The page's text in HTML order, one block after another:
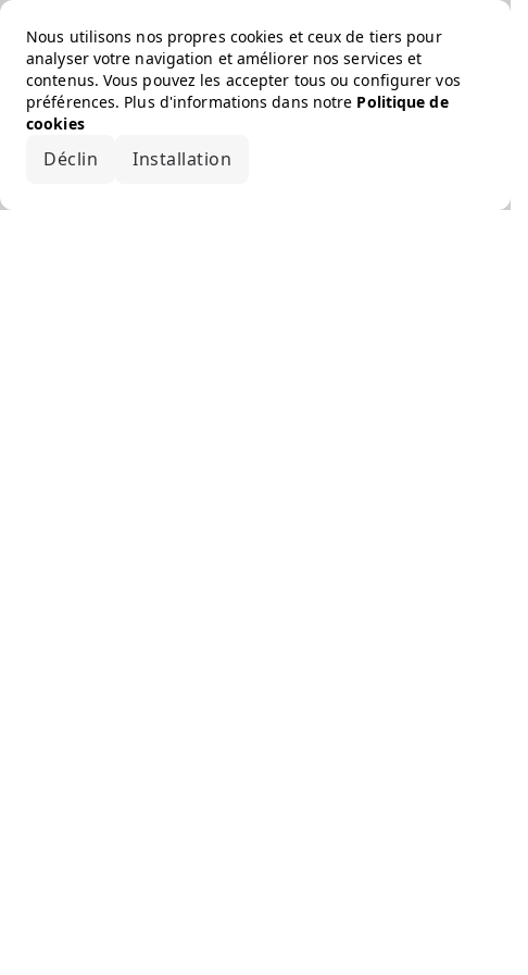
Nous utilisons nos propres cookies et ceux de tiers pour
analyser votre navigation et améliorer nos services et
contenus. Vous pouvez les accepter tous ou configurer vos
préférences. Plus d'informations dans notre Politique de
cookies
Déclin Installation